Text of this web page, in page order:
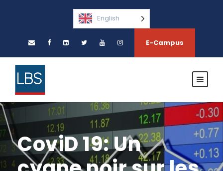
English
E-Campus
CoviD 19: Un